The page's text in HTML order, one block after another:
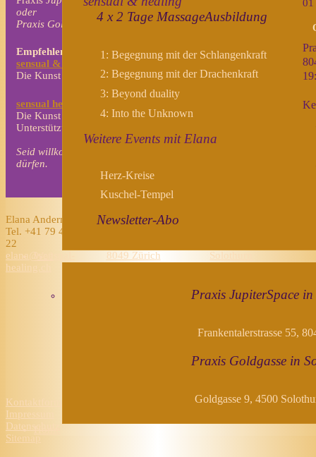
4 x 2 Tage MassageAusbildung
1: Begegnung mit der Schlangenkraft
2: Begegnung mit der Drachenkraft
3: Beyond duality
4: Into the Unknown
Weitere Events mit Elana
Herz-Kreise
Kuschel-Tempel
Newsletter-Abo
01
Praxis JupiterSpace
Frankentalerstrasse 55,
Praxis Goldgasse in
Goldgasse 9, 4500
oder
Praxis Goldgasse in Solothurn
Empfehlenswert in kleinen Gruppenfür Paare und Singles
sensual & healing Seminare
Die Kunst der sinnlichen Berührung erlernen
sensual healing MassageAustausch
Die Kunst der tantrisch-schamanischen Massage üben mit
Unterstützung und Begleitung von Elana
Seid willkommen, ich habe grosse Freude, euch begleiten zu
dürfen.
Elana Andermatt
Tel. +41 79 437 22
22
elana@sensual-
healing.ch
Zürich - Frankental:
8049 Zürich
Solothurn
Kontaktformular
Impressum
Datenschutz
Sitemap